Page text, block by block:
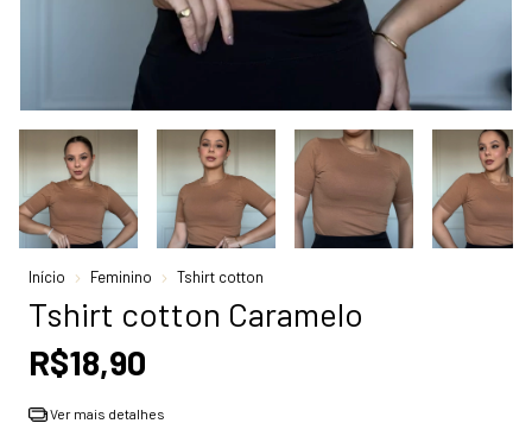
Início Feminino Tshirt cotton
Tshirt cotton Caramelo
R$18,90
Ver mais detalhes